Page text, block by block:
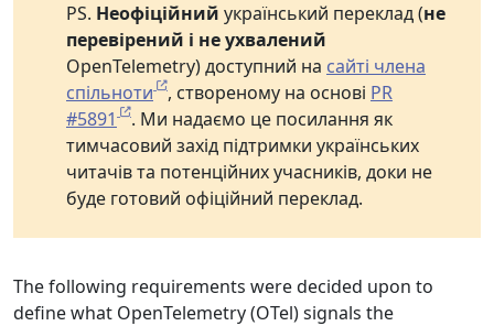
PS. Неофіційний український переклад (не
перевірений і не ухвалений
OpenTelemetry) доступний на сайті члена
спільноти
, створеному на основі PR
#5891
. Ми надаємо це посилання як
тимчасовий захід підтримки українських
читачів та потенційних учасників, доки не
буде готовий офіційний переклад.
The following requirements were decided upon to
define what OpenTelemetry (OTel) signals the